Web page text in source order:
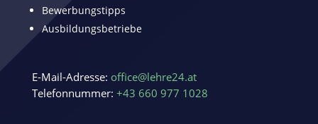
Bewerbungstipps
Ausbildungsbetriebe
E-Mail-Adresse: office@lehre24.at
Telefonnummer: +43 660 977 1028